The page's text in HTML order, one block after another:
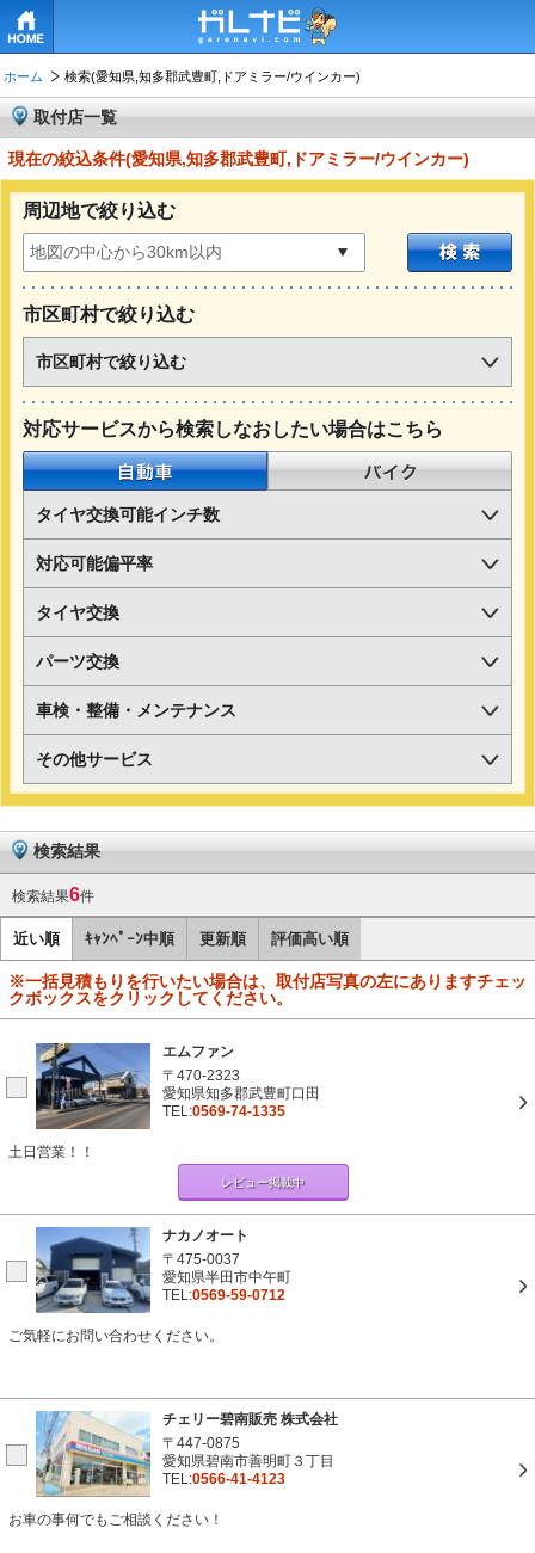
ホーム 検索(愛知県,知多郡武豊町,ドアミラー/ウインカー)
取付店一覧
現在の絞込条件(愛知県,知多郡武豊町,ドアミラー/ウインカー)
周辺地で絞り込む
市区町村で絞り込む
市区町村で絞り込む
対応サービスから検索しなおしたい場合はこちら
自動車
タイヤ交換可能インチ数
対応可能偏平率
タイヤ交換
パーツ交換
車検・整備・メンテナンス
その他サービス
検索結果
検索結果6件
近い順 ｷｬﾝﾍﾟｰﾝ中順 更新順 評価高い順
※一括見積もりを行いたい場合は、取付店写真の左にありますチェッ
クボックスをクリックしてください。
エムファン
〒470-2323
愛知県知多郡武豊町口田
TEL:0569-74-1335
土日営業！！
レビュー掲載中
ナカノオート
〒475-0037
愛知県半田市中午町
TEL:0569-59-0712
ご気軽にお問い合わせください。
チェリー碧南販売 株式会社
〒447-0875
愛知県碧南市善明町３丁目
TEL:0566-41-4123
お車の事何でもご相談ください！